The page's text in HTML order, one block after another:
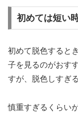
初めては短い
初めて脱色すると
子を見るのがおす
すが、脱色しすぎ
慎重すぎるくらい